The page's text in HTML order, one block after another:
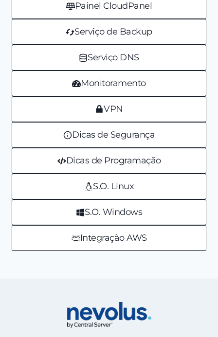
Painel CloudPanel
Serviço de Backup
Serviço DNS
Monitoramento
VPN
Dicas de Segurança
Dicas de Programação
S.O. Linux
S.O. Windows
Integração AWS